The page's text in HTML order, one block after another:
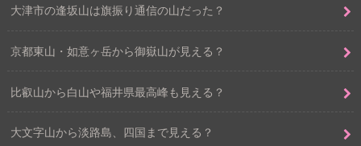
大津市の逢坂山は旗振り通信の山だった？
京都東山・如意ヶ岳から御嶽山が見える？
比叡山から白山や福井県最高峰も見える？
大文字山から淡路島、四国まで見える？